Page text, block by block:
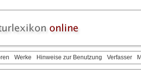
Werke Hinweise zur Benutzung Verfasser